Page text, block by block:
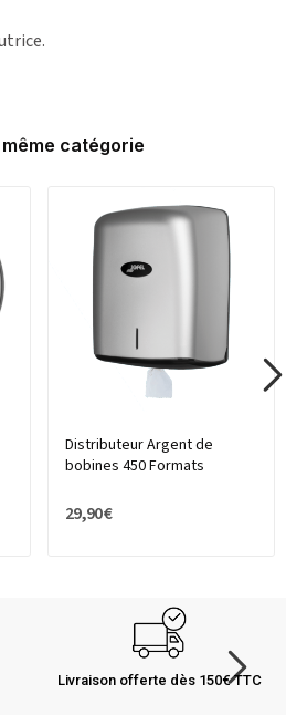
catégorie
Distributeur Argent de
bobines 450 Formats
29,90 €
Livraison offerte dès 150€ TTC